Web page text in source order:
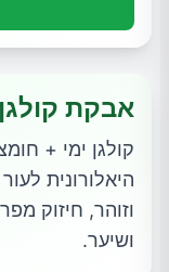
אבקת קולגן
קולגן ימי +
היאלורונית
וזוהר, חיזוק
ושיער.